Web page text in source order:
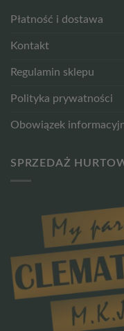
Płatność i dostawa
Kontakt
Regulamin sklepu
Polityka prywatności
Obowiązek
SPRZEDAŻ